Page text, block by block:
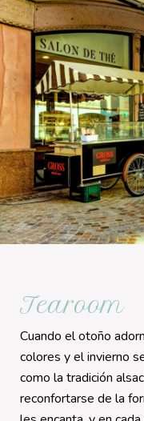
Tearoom
Cuando el otoño
colores y el invierno
como la tradición
reconfortarse de la